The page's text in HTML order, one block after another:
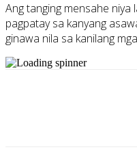
Ang tanging mensahe niya
pagpatay sa kanyang
ginawa nila sa kanilang